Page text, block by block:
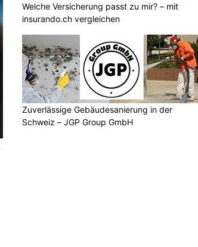
Welche Versicherung passt zu mir? – mit
insurando.ch vergleichen
Zuverlässige Gebäudesanierung in der
Schweiz – JGP Group GmbH